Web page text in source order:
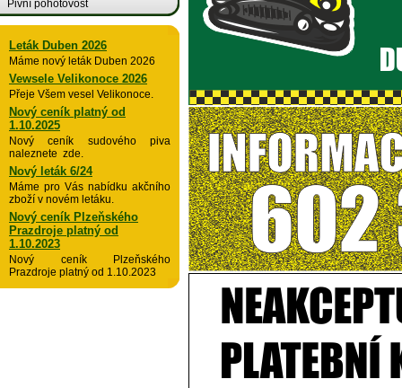
Pivní pohotovost
Leták Duben 2026
Máme nový leták Duben 2026
Vewsele Velikonoce 2026
Přeje Všem vesel Velikonoce.
Nový ceník platný od
1.10.2025
Nový ceník sudového piva
naleznete zde.
Nový leták 6/24
Máme pro Vás nabídku akčního
zboží v novém letáku.
Nový ceník Plzeňského
Prazdroje platný od
1.10.2023
Nový ceník Plzeňského
Prazdroje platný od 1.10.2023